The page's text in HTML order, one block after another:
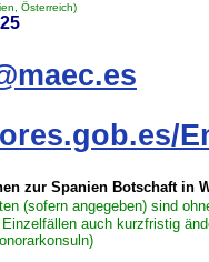
Österreich)
zur Spanien Botschaft in
(sofern angegeben) sind
auch kurzfristig